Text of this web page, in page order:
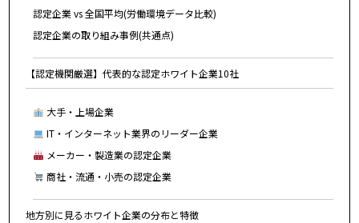
認定企業 vs 全国平均(労働環境データ比較)
認定企業の取り組み事例(共通点)
【認定機関厳選】代表的な認定ホワイト企業10社
大手・上場企業
IT・インターネット業界のリーダー企業
メーカー・製造業の認定企業
商社・流通・小売の認定企業
地方別に見るホワイト企業の分布と特徴